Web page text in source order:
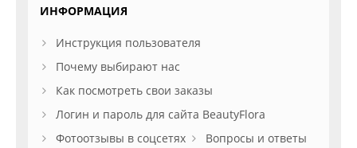
ИНФОРМАЦИЯ
Инструкция пользователя
Почему выбирают нас
Как посмотреть свои заказы
Логин и пароль для сайта BeautyFlora
Фотоотзывы в соцсетях
Вопросы и ответы